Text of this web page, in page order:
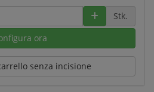
Stk.
ora
senza incisione